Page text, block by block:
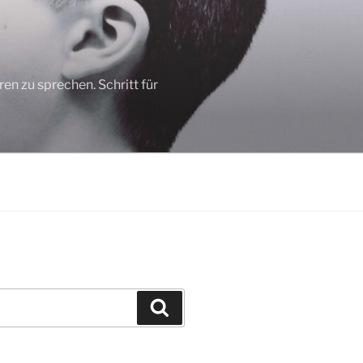
zu sprechen. Schritt für